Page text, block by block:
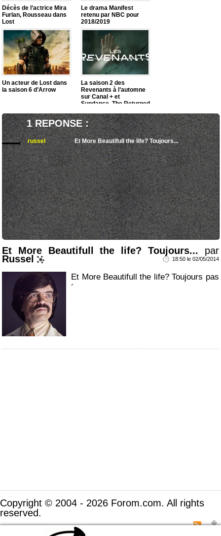
Décès de l’actrice Mira
Furlan, Rousseau dans
Lost
Le drama Manifest
retenu par NBC pour
2018/2019
Un acteur de Lost dans
la saison 6 d’Arrow
La saison 2 des
Revenants à l’automne
sur Canal + et
Sundance, The Returned
1 REPONSE :
russel Et More Beautifull the life? Toujours...
Et More Beautifull the life? Toujours... par
Russel 18:50 le 02/05/2014
Et More Beautifull the life? Toujours pas
´
Copyright © 2004 - 2026 Forom.com. All rights
reserved.